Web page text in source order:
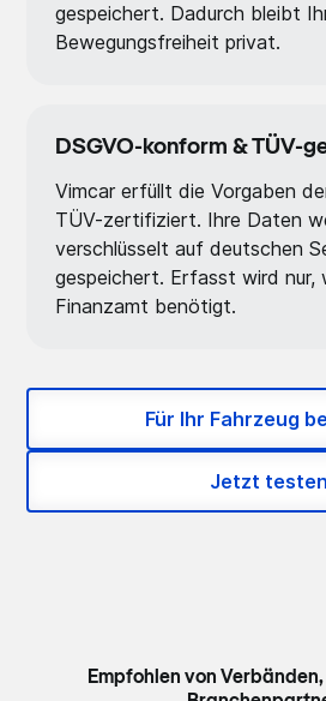
gespeichert. Dadurch bleibt
Bewegungsfreiheit privat.
DSGVO-konform & TÜV-
Vimcar erfüllt die Vorgaben
TÜV-zertifiziert. Ihre Daten
verschlüsselt auf deutschen
gespeichert. Erfasst wird nur,
Finanzamt benötigt.
Für Ihr Fahrzeug
Jetzt testen
Empfohlen von